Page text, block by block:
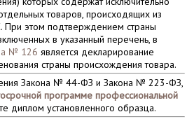
товаров, происходящих из
При этом подтверждением страны
в указанный перечень, в
№ 126 является декларирование
страны происхождения товара.
Закона № 44-ФЗ и Закона № 223-ФЗ,
программе профессиональной
диплом установленного образца.